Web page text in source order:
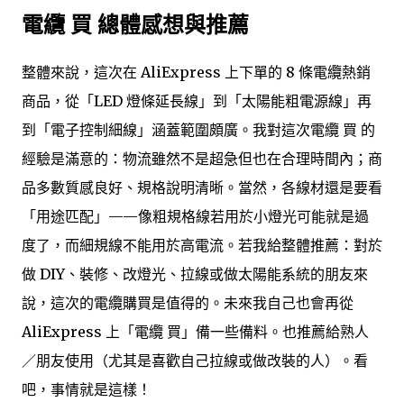
電纜 買 總體感想與推薦
整體來說，這次在 AliExpress 上下單的 8 條電纜熱銷
商品，從「LED 燈條延長線」到「太陽能粗電源線」再
到「電子控制細線」涵蓋範圍頗廣。我對這次電纜 買 的
經驗是滿意的：物流雖然不是超急但也在合理時間內；商
品多數質感良好、規格說明清晰。當然，各線材還是要看
「用途匹配」——像粗規格線若用於小燈光可能就是過
度了，而細規線不能用於高電流。若我給整體推薦：對於
做 DIY、裝修、改燈光、拉線或做太陽能系統的朋友來
說，這次的電纜購買是值得的。未來我自己也會再從
AliExpress 上「電纜 買」備一些備料。也推薦給熟人
／朋友使用（尤其是喜歡自己拉線或做改裝的人）。看
吧，事情就是這樣！